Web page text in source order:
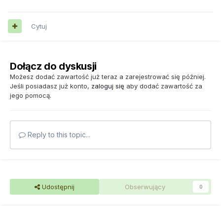
Cytuj
Dołącz do dyskusji
Możesz dodać zawartość już teraz a zarejestrować się później.
Jeśli posiadasz już konto, zaloguj się aby dodać zawartość za
jego pomocą.
Reply to this topic...
Udostępnij Obserwujący 0